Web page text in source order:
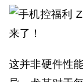
这并非硬件性